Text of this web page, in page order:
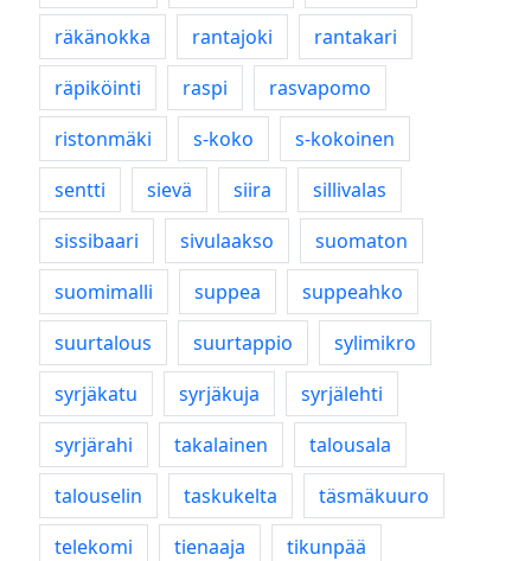
räkänokka
rantajoki
rantakari
räpiköinti
raspi
rasvapomo
ristonmäki
s-koko
s-kokoinen
sentti
sievä siira
sillivalas
sissibaari
sivulaakso
suomaton
suomimalli
suppea
suppeahko
suurtalous
suurtappio
sylimikro
syrjäkatu
syrjäkuja
syrjälehti
syrjärahi
takalainen
talousala
talouselin
taskukelta
täsmäkuuro
telekomi
tienaaja
tikunpää